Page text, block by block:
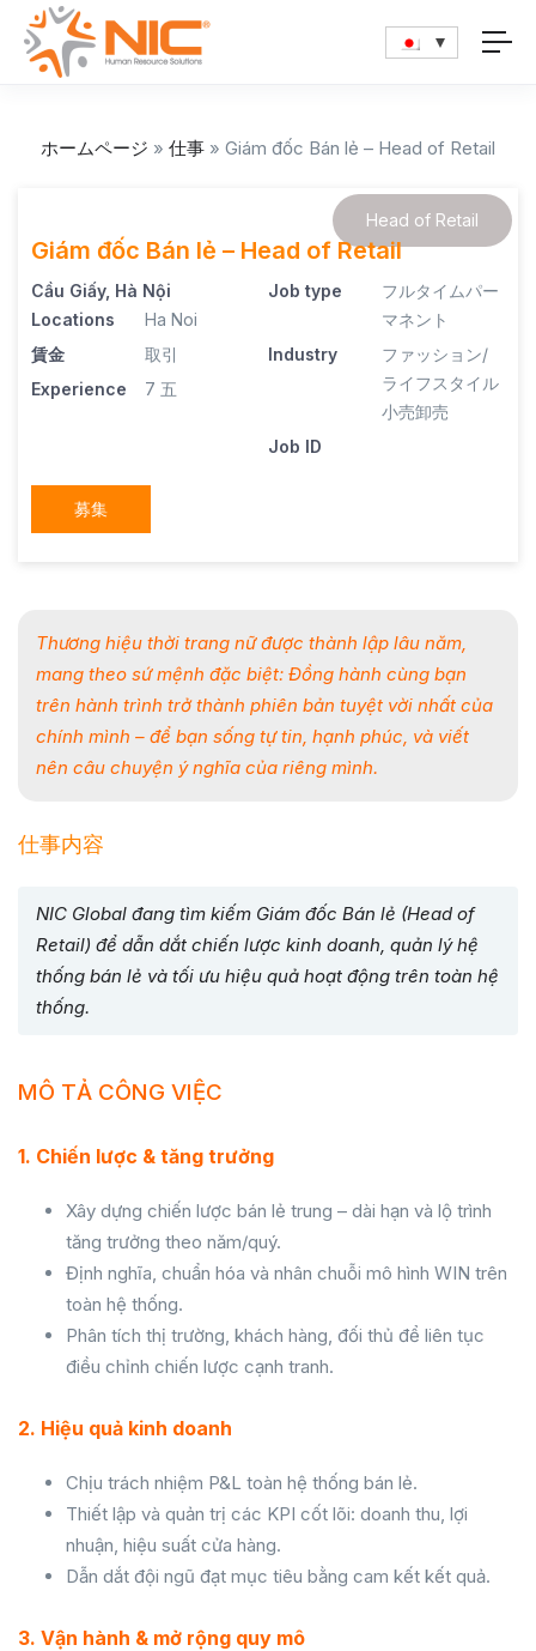
ホームページ » 仕事 » Giám đốc Bán lẻ – Head of Retail
Head of Retail
Giám đốc Bán lẻ – Head of Retail
Cầu Giấy, Hà Nội
Locations
Ha Noi
賃金
取引
Experience
7 五
Job type
フルタイムパー
マネント
Industry
ファッション/
ライフスタイル
小売卸売
Job ID
募集
Thương hiệu thời trang nữ được thành lập lâu năm,
mang theo sứ mệnh đặc biệt: Đồng hành cùng bạn
trên hành trình trở thành phiên bản tuyệt vời nhất của
chính mình – để bạn sống tự tin, hạnh phúc, và viết
nên câu chuyện ý nghĩa của riêng mình.
仕事内容
NIC Global đang tìm kiếm Giám đốc Bán lẻ (Head of
Retail) để dẫn dắt chiến lược kinh doanh, quản lý hệ
thống bán lẻ và tối ưu hiệu quả hoạt động trên toàn hệ
thống.
MÔ TẢ CÔNG VIỆC
1. Chiến lược & tăng trưởng
Xây dựng chiến lược bán lẻ trung – dài hạn và lộ trình
tăng trưởng theo năm/quý.
Định nghĩa, chuẩn hóa và nhân chuỗi mô hình WIN trên
toàn hệ thống.
Phân tích thị trường, khách hàng, đối thủ để liên tục
điều chỉnh chiến lược cạnh tranh.
2. Hiệu quả kinh doanh
Chịu trách nhiệm P&L toàn hệ thống bán lẻ.
Thiết lập và quản trị các KPI cốt lõi: doanh thu, lợi
nhuận, hiệu suất cửa hàng.
Dẫn dắt đội ngũ đạt mục tiêu bằng cam kết kết quả.
3. Vận hành & mở rộng quy mô